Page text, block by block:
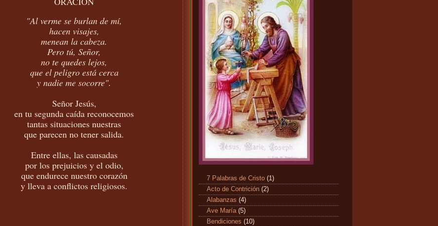
"Al verme se burlan de mí,
hacen visajes,
menean la cabeza.
Pero tú, Señor,
no te quedes lejos,
que el peligro está cerca
y nadie me socorre".
Señor Jesús,
en tu segunda caída reconocemos
tantas situaciones nuestras
que parecen no tener salida.
Entre ellas, las causadas
por los prejuicios y el odio,
que endurece nuestro corazón
y lleva a conflictos religiosos.
7 Palabras de Cristo (1)
Acto de Contrición (2)
Alabanzas (4)
Ave María (5)
Bendiciones (10)